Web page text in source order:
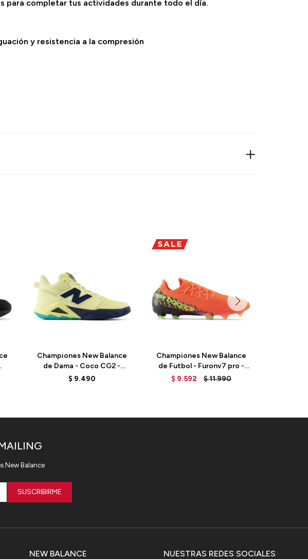
para completar tus actividades durante todo el día.
y resistencia a la compresión
Championes New Balance
de Dama - Coco CG2 -
WCHCOCI2 - ELD
$ 9.490
Championes New Balance
de Futbol - Furonv7 pro -
SF1FDF7 - NEON
$ 9.592 $11.990
NEW BALANCE NUESTRAS REDES SOCIALES
New Balance
SUSCRIBIRME